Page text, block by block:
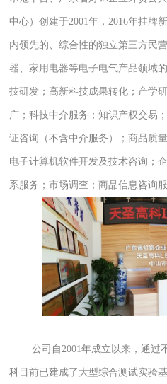
中心）创建于2001年 ，2016年挂牌
内领先的、综合性的独立第三方民
器、家用电器等电子电气产品领域
技研发；高新科技成果转化；产学
广；科技中介服务；知识产权交易
证咨询（不含中介服务）；商品质
电子计算机软件开发及技术咨询；
系服务；市场调查；商品信息咨询服
公司自2001年成立以来，通过
科 目前已建成了大型综合测试实验